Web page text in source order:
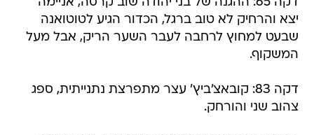
יצא והרחיק לא טוב ברגל, הכדור הגיע לטוטואנה
שבעט למחוץ לרחבה לעבר השער הריק, אבל מעל
המשקוף.
דקה 83: קובאצ'ביץ' עצר מתפרצת נתנייתית, ספג
צהוב שני והורחק.